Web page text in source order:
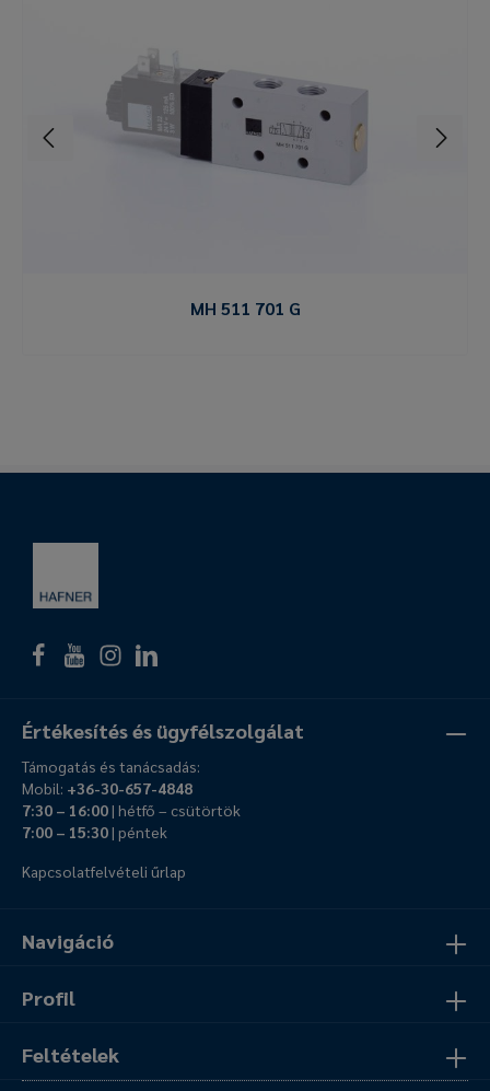
MH 511 701 G
Navigáció
Profil
Feltételek
Értékesítés és ügyfélszolgálat
Támogatás és tanácsadás:
Mobil: +36-30-657-4848
7:30 – 16:00| hétfő – csütörtök
7:00 – 15:30| péntek
Kapcsolatfelvételi űrlap